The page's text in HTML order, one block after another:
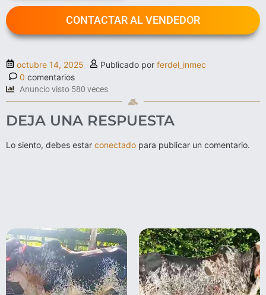
CONTACTAR AL VENDEDOR
octubre 14, 2025 Publicado por ferdel_inmec
0 comentarios
Anuncio visto 580 veces
DEJA UNA RESPUESTA
Lo siento, debes estar conectado para publicar un comentario.